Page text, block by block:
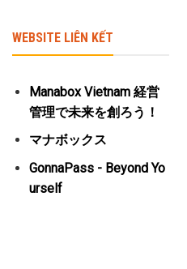
WEBSITE LIÊN KẾT
Manabox Vietnam 経営
管理で未来を創ろう！
マナボックス
GonnaPass - Beyond Yo
urself